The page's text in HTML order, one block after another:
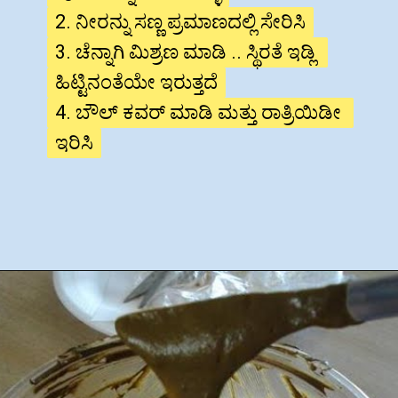
2. ನೀರನ್ನು ಸಣ್ಣ ಪ್ರಮಾಣದಲ್ಲಿ ಸೇರಿಸಿ
3. ಚೆನ್ನಾಗಿ ಮಿಶ್ರಣ ಮಾಡಿ .. ಸ್ಥಿರತೆ ಇಡ್ಲಿ
ಹಿಟ್ಟಿನಂತೆಯೇ ಇರುತ್ತದೆ
4. ಬೌಲ್ ಕವರ್ ಮಾಡಿ ಮತ್ತು ರಾತ್ರಿಯಿಡೀ
ಇರಿಸಿ
2. ನೀರನ್ನು ಸಣ್ಣ ಪ್ರಮಾಣದಲ್ಲಿ ಸೇರಿಸಿ
3. ಚೆನ್ನಾಗಿ ಮಿಶ್ರಣ ಮಾಡಿ .. ಸ್ಥಿರತೆ ಇಡ್ಲಿ
ಹಿಟ್ಟಿನಂತೆಯೇ ಇರುತ್ತದೆ
4. ಬೌಲ್ ಕವರ್ ಮಾಡಿ ಮತ್ತು ರಾತ್ರಿಯಿಡೀ
ಇರಿಸಿ